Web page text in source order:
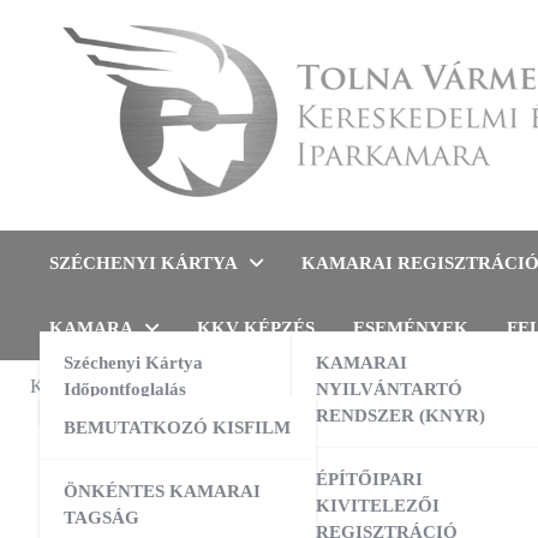
Tolna Vármegyei
SZÉCHENYI KÁRTYA
Széchenyi Kártya
Időpontfoglalás
KAMARAI REGISZTRÁCIÓ
KAMARAI
NYILVÁNTARTÓ
RENDSZER (KNYR)
ÉPÍTŐIPARI
KIVITELEZŐI
REGISZTRÁCIÓ
KAMARA
BEMUTATKOZÓ KISFILM
ÖNKÉNTES KAMARAI
TAGSÁG
KKV KÉPZÉS ESEMÉNYEK
KAMARAI ESEMÉNYEK
AI a nyelvtanulás szolgálatában –
gyakorlati workshop